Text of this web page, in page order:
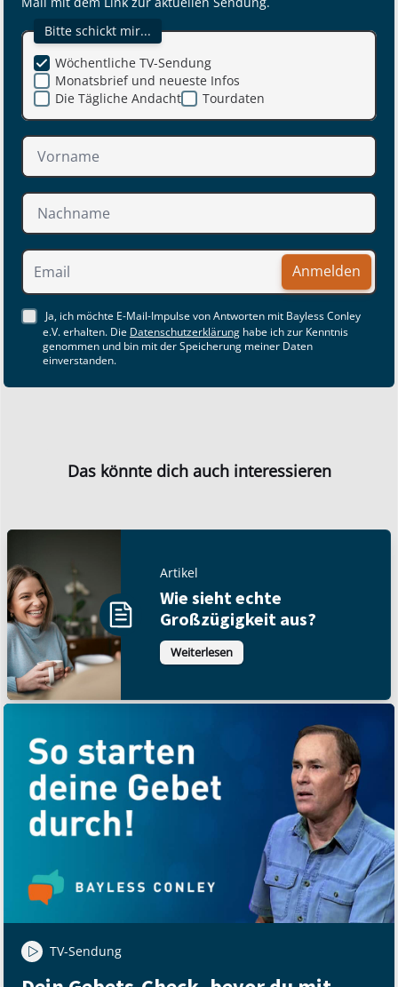
Bitte schickt mir...
Monatsbrief und neueste Infos
Die Tägliche Andacht
Wöchentliche TV-Sendung
Tourdaten
Anmelden
Ja, ich möchte E-Mail-Impulse von Antworten mit Bayless Conley
e.V. erhalten. Die Datenschutzerklärung habe ich zur Kenntnis
genommen und bin mit der Speicherung meiner Daten
einverstanden.
Das könnte dich auch interessieren
Artikel
Wie sieht echte
Großzügigkeit aus?
Weiterlesen
TV-Sendung